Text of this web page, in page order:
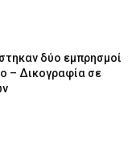
δύο εμπρησμοί
– Δικογραφία σε